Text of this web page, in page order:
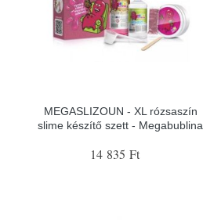
MEGASLIZOUN - XL rózsaszín
slime készítő szett - Megabublina
14 835 Ft